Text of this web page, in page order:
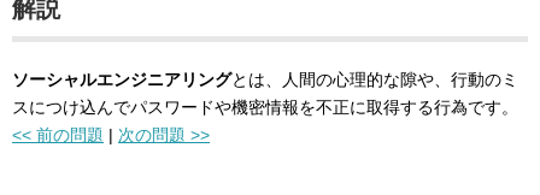
解説
ソーシャルエンジニアリングとは、人間の心理的な隙や、行動のミ
スにつけ込んでパスワードや機密情報を不正に取得する行為です。
<< 前の問題 | 次の問題 >>